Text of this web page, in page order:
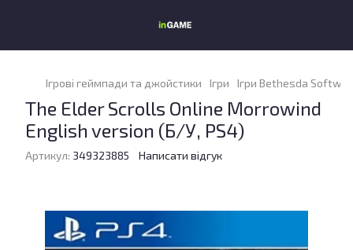
Ігрові геймпади та джойстики Ігри Ігри Bethesda
The Elder Scrolls Online Morrowind
English version (Б/У, PS4)
Артикул: 349323885 Написати відгук